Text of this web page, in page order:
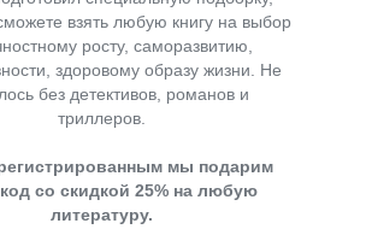
взять любую книгу на выбор
росту, саморазвитию,
здоровому образу жизни. Не
без детективов, романов и
триллеров.
мы подарим
со скидкой 25% на любую
литературу.